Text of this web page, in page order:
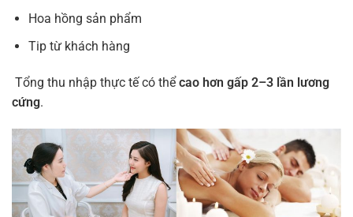
Hoa hồng sản phẩm
Tip từ khách hàng
Tổng thu nhập thực tế có thểcao hơn gấp 2–3 lần lương
cứng.